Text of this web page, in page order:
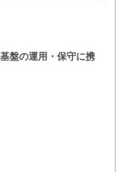
盤の運用・保守に携